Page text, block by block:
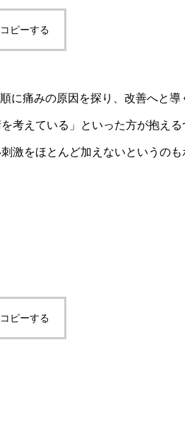
ピーする
に痛みの原因を探り、改善へと導
考えている」といった方が抱える
激をほとんど加えないというのも
ピーする